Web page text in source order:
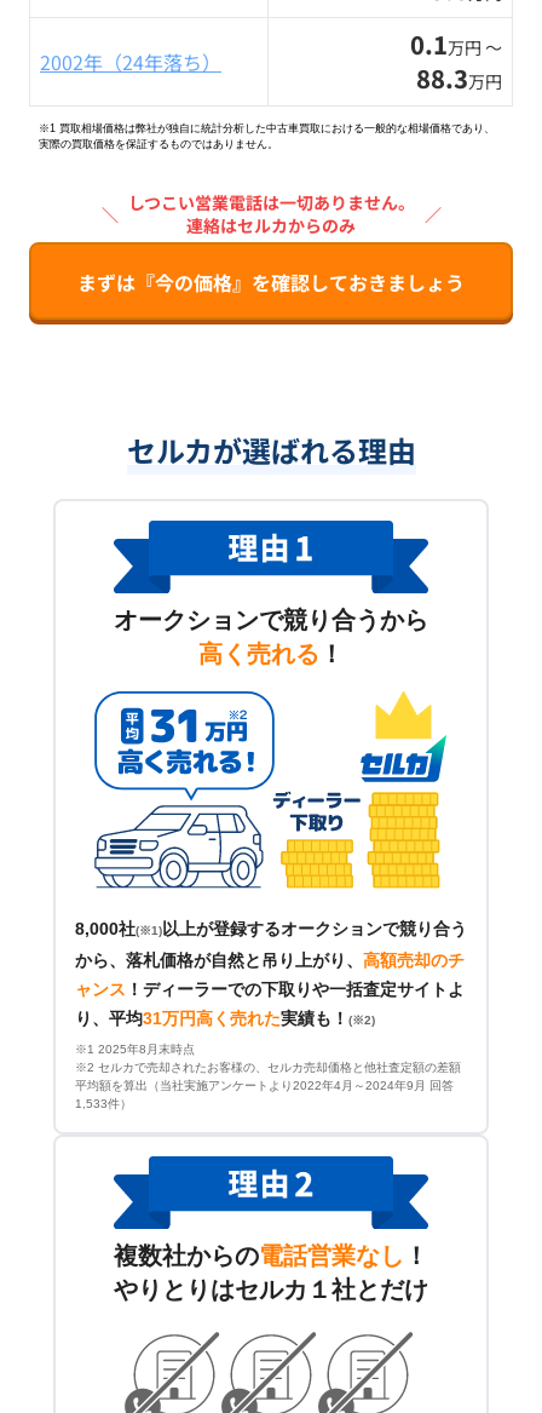
2002年（24年落ち） 0.1万円 〜
88.3万円
※1 買取相場価格は弊社が独自に統計分析した中古車買取における一般的な相場価格であり、
実際の買取価格を保証するものではありません。
＼ しつこい営業電話は一切ありません。
連絡はセルカからのみ
／
まずは『今の価格』を確認しておきましょう
セルカが選ばれる理由
オークションで競り合うから
高く売れる ！
8,000社(※1) 以上が登録するオークションで競り合う
から、落札価格が自然と吊り上がり、 高額売却のチ
ャンス ！ ディーラーでの下取りや一括査定サイトよ
り、平均31万円高く売れた実績も！ (※2)
※1 2025年8月末時点
※2 セルカで売却されたお客様の、セルカ売却価格と他社査定額の差額
平均額を算出（当社実施アンケートより2022年4月～2024年9月 回答
1,533件）
複数社からの電話営業なし ！
やりとりはセルカ１社とだけ